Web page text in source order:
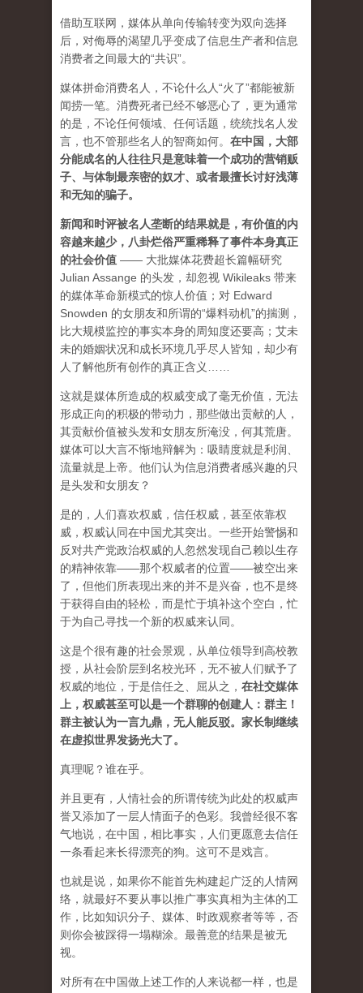
借助互联网，媒体从单向传输转变为双向选择
后，对侮辱的渴望几乎变成了信息生产者和信息
消费者之间最大的“共识”。
媒体拼命消费名人，不论什么人“火了”都能被新
闻捞一笔。消费死者已经不够恶心了，更为通常
的是，不论任何领域、任何话题，统统找名人发
言，也不管那些名人的智商如何。 在中国，大部
分能成名的人往往只是意味着一个成功的营销贩
子、与体制最亲密的奴才、或者最擅长讨好浅薄
和无知的骗子。
新闻和时评被名人垄断的结果就是，有价值的内
容越来越少，八卦烂俗严重稀释了事件本身真正
的社会价值 —— 大批媒体花费超长篇幅研究
Julian Assange 的头发，却忽视 Wikileaks 带来
的媒体革命新模式的惊人价值；对 Edward
Snowden 的女朋友和所谓的“爆料动机”的揣测，
比大规模监控的事实本身的周知度还要高；艾未
未的婚姻状况和成长环境几乎尽人皆知，却少有
人了解他所有创作的真正含义……
这就是媒体所造成的权威变成了毫无价值，无法
形成正向的积极的带动力，那些做出贡献的人，
其贡献价值被头发和女朋友所淹没，何其荒唐。
媒体可以大言不惭地辩解为：吸睛度就是利润、
流量就是上帝。他们认为信息消费者感兴趣的只
是头发和女朋友？
是的，人们喜欢权威，信任权威，甚至依靠权
威，权威认同在中国尤其突出。一些开始警惕和
反对共产党政治权威的人忽然发现自己赖以生存
的精神依靠——那个权威者的位置——被空出来
了，但他们所表现出来的并不是兴奋，也不是终
于获得自由的轻松，而是忙于填补这个空白，忙
于为自己寻找一个新的权威来认同。
这是个很有趣的社会景观，从单位领导到高校教
授，从社会阶层到名校光环，无不被人们赋予了
权威的地位，于是信任之、屈从之， 在社交媒体
上，权威甚至可以是一个群聊的创建人：群主！
群主被认为一言九鼎，无人能反驳。家长制继续
在虚拟世界发扬光大了。
真理呢？谁在乎。
并且更有，人情社会的所谓传统为此处的权威声
誉又添加了一层人情面子的色彩。我曾经很不客
气地说，在中国，相比事实，人们更愿意去信任
一条看起来长得漂亮的狗。这可不是戏言。
也就是说，如果你不能首先构建起广泛的人情网
络，就最好不要从事以推广事实真相为主体的工
作，比如知识分子、媒体、时政观察者等等，否
则你会被踩得一塌糊涂。最善意的结果是被无
视。
对所有在中国做上述工作的人来说都一样，也是